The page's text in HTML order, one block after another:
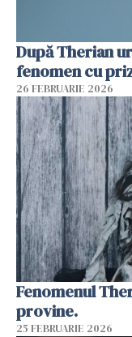
După Therian
fenomen cu
26 FEBRUARIE 2026
Fenomenul
provine.
25 FEBRUARIE 2026